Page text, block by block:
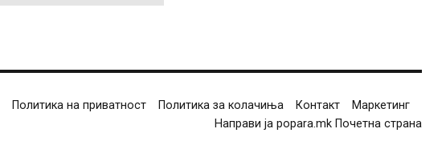
Политика на приватност Политика за колачиња Контакт
Маркетинг
Направи ја popara.mk Почетна страна